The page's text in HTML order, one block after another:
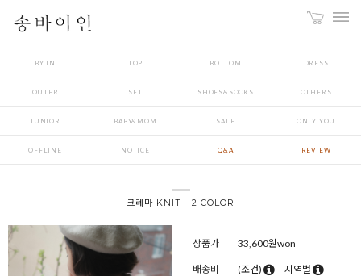
BY IN TOP BOTTOM DRESS
OUTER SET SHOES&SOCKS OTHERS
JUNIOR BABY&MOM SALE ONLY YOU
OFFLINE NOTICE Q&A REVIEW
크레마 KNIT - 2 COLOR
상품가 33,600원won
배송비 (조건) 지역별